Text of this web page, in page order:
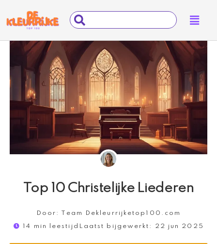
naar
inhoud
Main
Search
...
Top 10 Christelijke Liederen
Door: Team Dekleurrijketop100.com
14 min leestijd Laatst bijgewerkt: 22 jun 2025